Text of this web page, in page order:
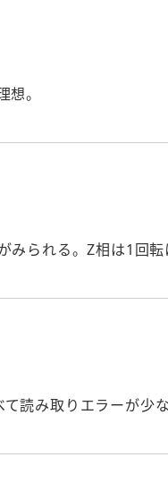
。
られる。Z相は1回転
読み取りエラーが少な